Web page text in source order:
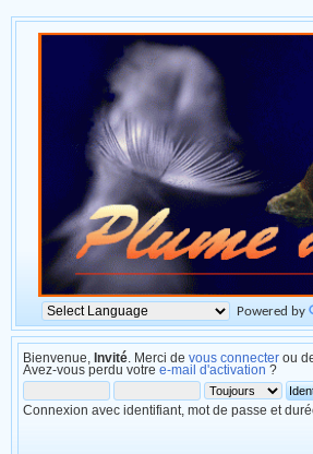
Powered by
Bienvenue, Invité . Merci de vous connecter ou
Avez-vous perdu votre e-mail d'activation ?
Connexion avec identifiant, mot de passe et